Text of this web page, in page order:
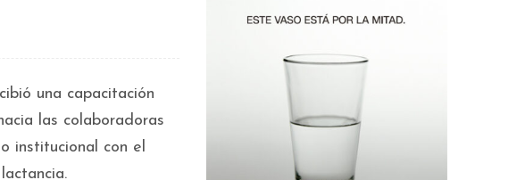
una capacitación
las colaboradoras
institucional con el